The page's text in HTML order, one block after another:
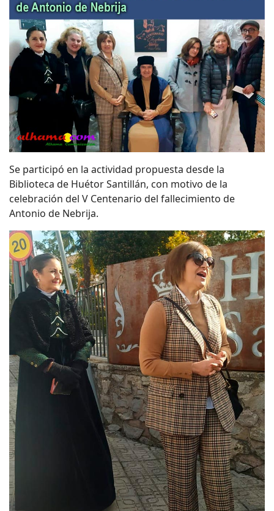
Se participó en la actividad propuesta desde la
Biblioteca de Huétor Santillán, con motivo de la
celebración del V Centenario del fallecimiento de
Antonio de Nebrija.